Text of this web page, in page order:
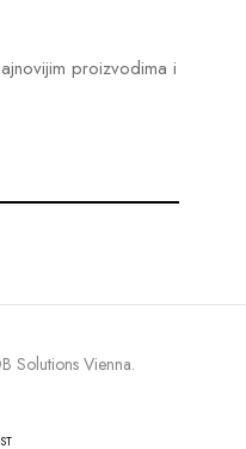
proizvodima i
Solutions Vienna.